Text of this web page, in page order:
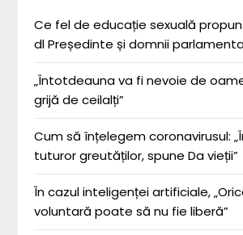
Ce fel de educație sexuală
dl Președinte și domnii
„Întotdeauna va fi nevoie de
grijă de ceilalți”
Cum să înțelegem coronavirusul:
tuturor greutăților, spune Da vieții”
În cazul inteligenței artificiale,
voluntară poate să nu fie liberă”